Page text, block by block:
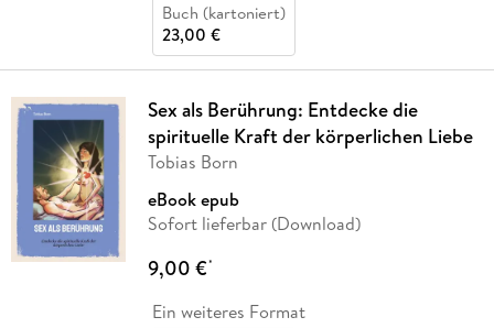
Buch (kartoniert)
23,00 €
Sex als Berührung: Entdecke die
spirituelle Kraft der körperlichen Liebe
Tobias Born
eBook epub
Sofort lieferbar (Download)
9,00 €*
Ein weiteres Format